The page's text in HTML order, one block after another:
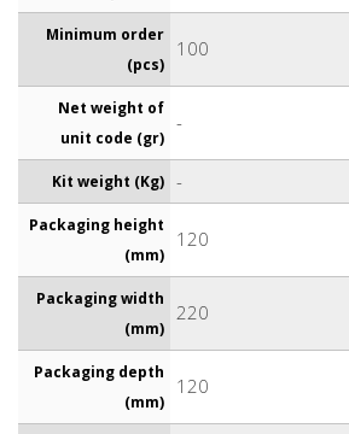
Minimum order
(pcs)
100
Net weight of
unit code (gr)
-
Kit weight (Kg) -
Packaging height
(mm)
120
Packaging width
(mm)
220
Packaging depth
(mm)
120